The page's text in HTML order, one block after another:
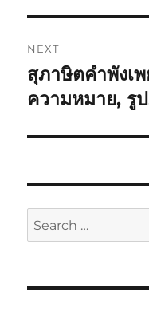
NEXT
สุภาษิตคำพังเ
ความหมาย, รู